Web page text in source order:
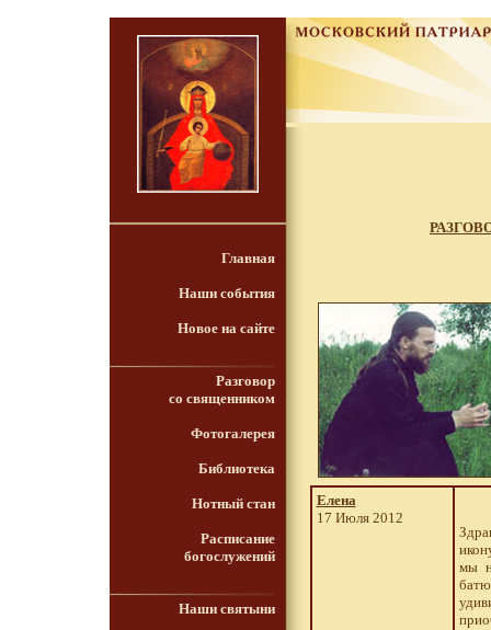
Главная
Наши события
Новое на сайте
Разговор
со священником
Фотогалерея
Библиотека
Нотный стан
Расписание
богослужений
Наши святыни
Елена
17 Июля 2012
мы